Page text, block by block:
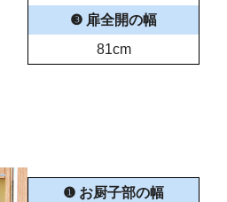
❸ 扉全開の幅
81cm
❶ お厨子部の幅